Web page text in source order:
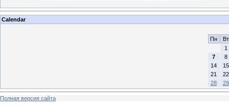
Calendar
Пн
Вт
1
7
8
14
15
21
22
28
29
Полная версия сайта